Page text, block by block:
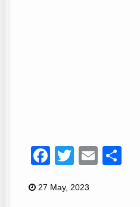
Facebook
TwitterEmail
27 May, 2023